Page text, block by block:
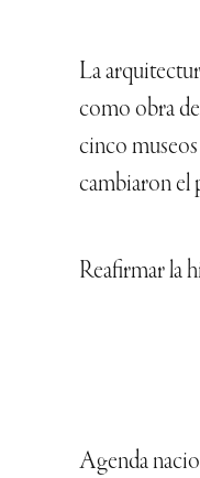
La
como obra
cinco
cambiaron el
Reafirmar la
Agenda